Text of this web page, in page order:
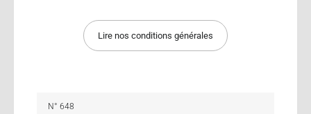
Lire nos conditions générales